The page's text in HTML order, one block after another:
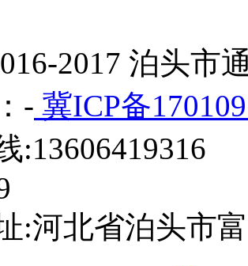
2017 泊头市
- 冀ICP备
:13606419316
:河北省泊头市